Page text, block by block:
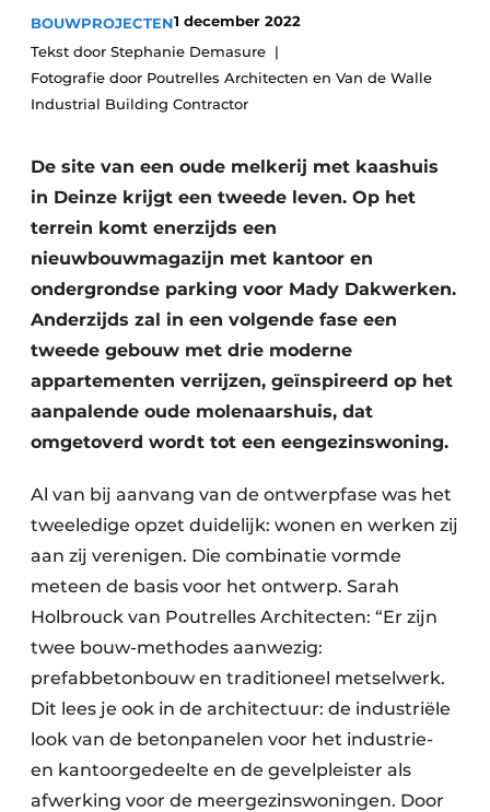
Vacature aanmelden
Vacatures
Video’s
Bedrijven
Bedrijven
Contact
Akoestiek
Beton & Staalbouw
BIM
Evenementen
Dak & Gevel
Houtbouw
HVAC
Interieurarchitectuur
Keukens
Renovatie
Software
Toegangscontrole
Zonwering
BOUWPROJECTEN1 december 2022
Tekst door Stephanie Demasure
Fotografie door Poutrelles Architecten en Van de Walle
Industrial Building Contractor
De site van een oude melkerij met kaashuis
in Deinze krijgt een tweede leven. Op het
terrein komt enerzijds een
nieuwbouwmagazijn met kantoor en
ondergrondse parking voor Mady Dakwerken.
Anderzijds zal in een volgende fase een
tweede gebouw met drie moderne
appartementen verrijzen, geïnspireerd op het
aanpalende oude molenaarshuis, dat
omgetoverd wordt tot een eengezinswoning.
Al van bij aanvang van de ontwerpfase was het
tweeledige opzet duidelijk: wonen en werken zij
aan zij verenigen. Die combinatie vormde
meteen de basis voor het ontwerp. Sarah
Holbrouck van Poutrelles Architecten: “Er zijn
twee bouw-methodes aanwezig:
prefabbetonbouw en traditioneel metselwerk.
Dit lees je ook in de architectuur: de industriële
look van de betonpanelen voor het industrie-
en kantoorgedeelte en de gevelpleister als
afwerking voor de meergezinswoningen. Door